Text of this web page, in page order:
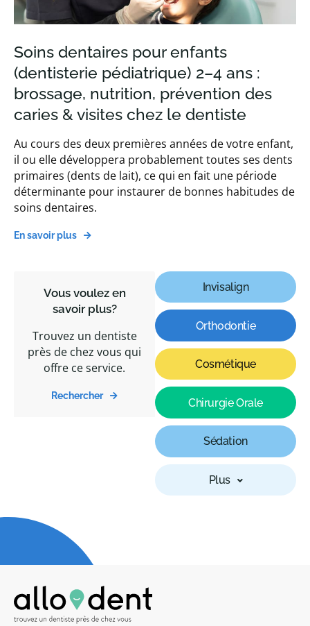
Vous voulez en
savoir plus?
Trouvez un dentiste
près de chez vous qui
offre ce service.
Rechercher
Invisalign
Orthodontie
Cosmétique
Chirurgie Orale
Sédation
Plus
Soins dentaires pour enfants
(dentisterie pédiatrique) 2–4 ans :
brossage, nutrition, prévention des
caries & visites chez le dentiste
Au cours des deux premières années de votre enfant,
il ou elle développera probablement toutes ses dents
primaires (dents de lait), ce qui en fait une période
déterminante pour instaurer de bonnes habitudes de
soins dentaires.
En savoir plus